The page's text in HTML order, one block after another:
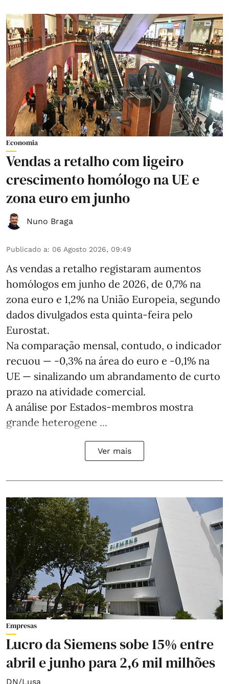
Economia
Vendas a retalho com ligeiro
crescimento homólogo na UE e
zona euro em junho
Nuno Braga
Publicado a: 06 Agosto 2026, 09:49
As vendas a retalho registaram aumentos
homólogos em junho de 2026, de 0,7% na
zona euro e 1,2% na União Europeia, segundo
dados divulgados esta quinta-feira pelo
Eurostat.
Na comparação mensal, contudo, o indicador
recuou — -0,3% na área do euro e -0,1% na
UE — sinalizando um abrandamento de curto
prazo na atividade comercial.
A análise por Estados‑membros mostra
grande heterogene ...
Ver mais
Empresas
Lucro da Siemens sobe 15% entre
abril e junho para 2,6 mil milhões
DN/Lusa